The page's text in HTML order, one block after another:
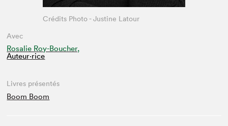
Avec
Rosalie Roy-Boucher,
Auteur·rice
Crédits Photo - Justine Latour
Livres présentés
Boom Boom